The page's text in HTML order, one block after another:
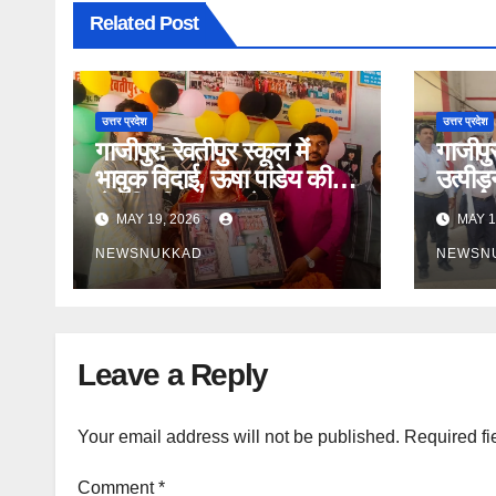
Related Post
उत्तर प्रदेश
गाजीपुर: रेवतीपुर स्कूल में
भावुक विदाई, ऊषा पांडेय की
सेवानिवृत्ति पर छलके जज़्बात
MAY 19, 2026
NEWSNUKKAD
उत्तर प्रदेश
MAY
Leave a Reply
Your email address will not be published. Required
Comment*